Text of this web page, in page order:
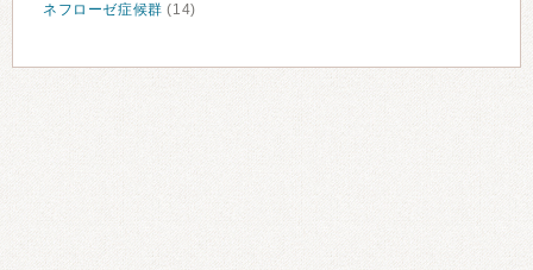
ネフローゼ症候群 (14)